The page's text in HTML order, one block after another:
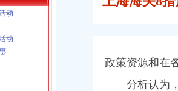
动
动
限责任公司 渝九1000万 （增资）政策资源和在
分析认为